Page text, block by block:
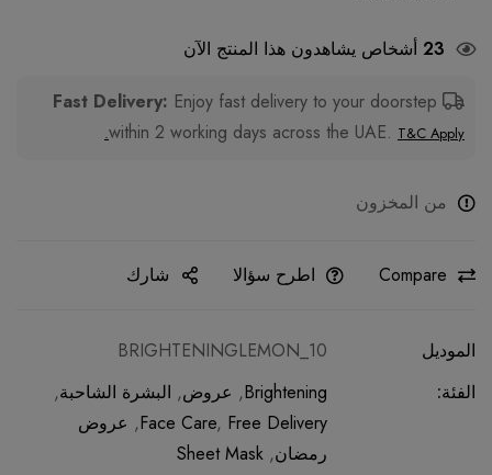
23 أشخاص يشاهدون هذا المنتج الآن
Enjoy fast delivery to your doorstep
within 2 working days across the UAE. T&C Apply.
من المخزون
Compare اطرح سؤالا شارك
الموديل
BRIGHTENINGLEMON_10
الفئة:
Brightening
, عروض, البشرة الشاحبة,
Face Care, Free Delivery
, عروض
رمضان,
Sheet Mask